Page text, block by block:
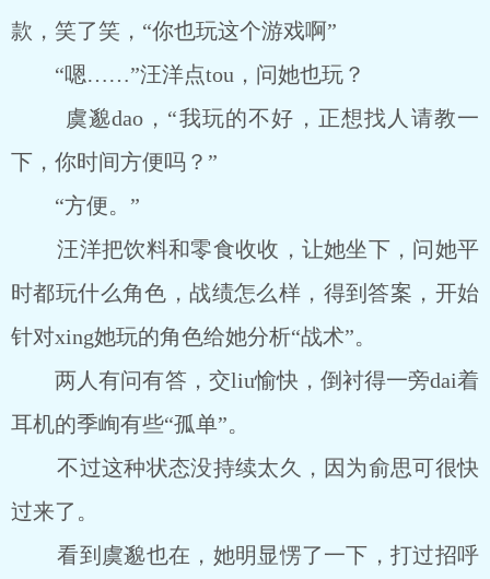
款，笑了笑，“你也玩这个游戏啊”
“嗯……”汪洋点tou，问她也玩？
虞邈dao，“我玩的不好，正想找人请教一
下，你时间方便吗？”
“方便。”
汪洋把饮料和零食收收，让她坐下，问她平
时都玩什么角色，战绩怎么样，得到答案，开始
针对xing她玩的角色给她分析“战术”。
两人有问有答，交liu愉快，倒衬得一旁dai着
耳机的季峋有些“孤单”。
不过这种状态没持续太久，因为俞思可很快
过来了。
看到虞邈也在，她明显愣了一下，打过招呼